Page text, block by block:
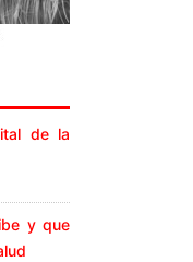
de la
y que